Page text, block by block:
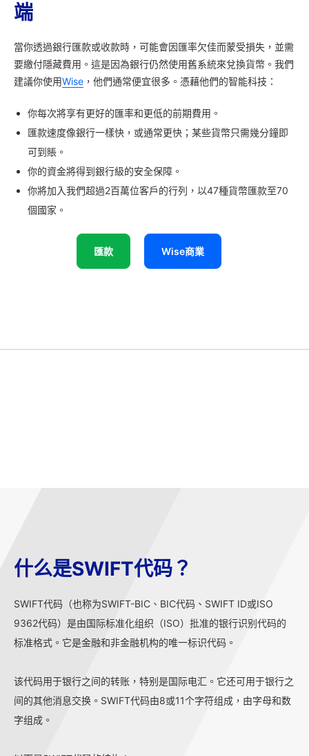
端
當你透過銀行匯款或收款時，可能會因匯率欠佳而蒙受損失，並需
要繳付隱藏費用。這是因為銀行仍然使用舊系統來兌換貨幣。我們
建議你使用Wise ，他們通常便宜很多。憑藉他們的智能科技：
你每次將享有更好的匯率和更低的前期費用。
匯款速度像銀行一樣快，或通常更快；某些貨幣只需幾分鐘即
可到賬。
你的資金將得到銀行級的安全保障。
你將加入我們超過2百萬位客戶的行列，以47種貨幣匯款至70
個國家。
匯款 Wise商業
什么是SWIFT代码？
SWIFT代码（也称为SWIFT-BIC、BIC代码、SWIFT ID或ISO
9362代码）是由国际标准化组织（ISO）批准的银行识别代码的
标准格式。它是金融和非金融机构的唯一标识代码。
该代码用于银行之间的转账，特别是国际电汇。它还可用于银行之
间的其他消息交换。SWIFT代码由8或11个字符组成，由字母和数
字组成。